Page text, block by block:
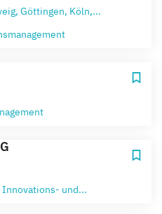
Göttingen, Köln,...
und...